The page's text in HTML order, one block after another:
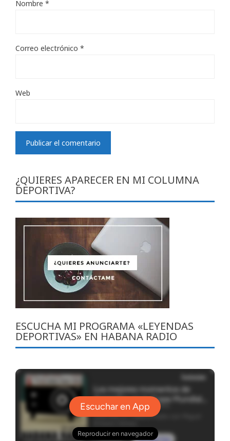
Nombre *
Correo electrónico *
Web
¿QUIERES APARECER EN MI COLUMNA
DEPORTIVA?
ESCUCHA MI PROGRAMA «LEYENDAS
DEPORTIVAS» EN HABANA RADIO